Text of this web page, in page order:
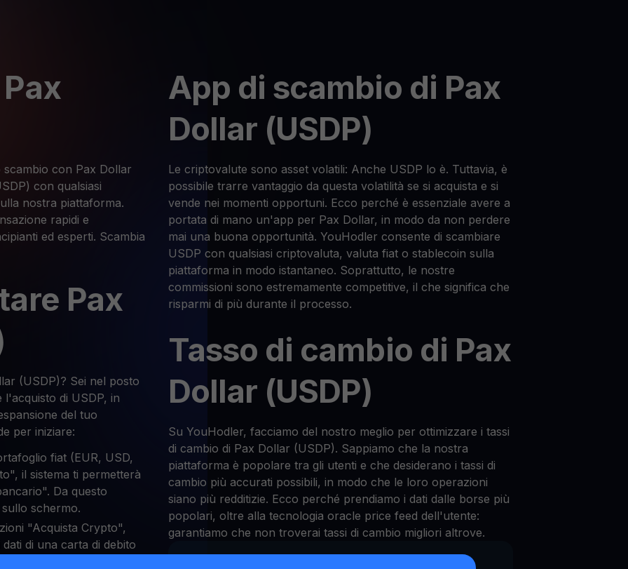
con Pax Dollar
con qualsiasi
nostra piattaforma.
rapidi e
ed esperti. Scambia
Pax
(USDP)? Sei nel posto
di USDP, in
del tuo
per iniziare:
fiat (EUR, USD,
il sistema ti permetterà
Da questo
schermo.
"Acquista Crypto",
di una carta di debito
USDP
App di scambio di Pax
Dollar (USDP)
Le criptovalute sono asset volatili: Anche USDP lo è. Tuttavia, è
possibile trarre vantaggio da questa volatilità se si acquista e si
vende nei momenti opportuni. Ecco perché è essenziale avere a
portata di mano un'app per Pax Dollar, in modo da non perdere
mai una buona opportunità. YouHodler consente di scambiare
USDP con qualsiasi criptovaluta, valuta fiat o stablecoin sulla
piattaforma in modo istantaneo. Soprattutto, le nostre
commissioni sono estremamente competitive, il che significa che
risparmi di più durante il processo.
Tasso di cambio di Pax
Dollar (USDP)
Su YouHodler, facciamo del nostro meglio per ottimizzare i tassi
di cambio di Pax Dollar (USDP). Sappiamo che la nostra
piattaforma è popolare tra gli utenti e che desiderano i tassi di
cambio più accurati possibili, in modo che le loro operazioni
siano più redditizie. Ecco perché prendiamo i dati dalle borse più
popolari, oltre alla tecnologia oracle price feed dell'utente:
garantiamo che non troverai tassi di cambio migliori altrove.